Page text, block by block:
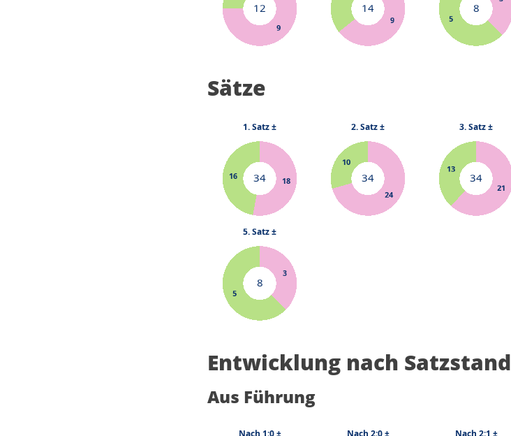
Sätze
Entwicklung nach Satzstand
Aus Führung